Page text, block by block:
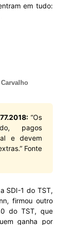
em tudo:
“Os
pagos
e devem
Fonte
SDI-1 do TST,
firmou outro
do TST, que
ganha por